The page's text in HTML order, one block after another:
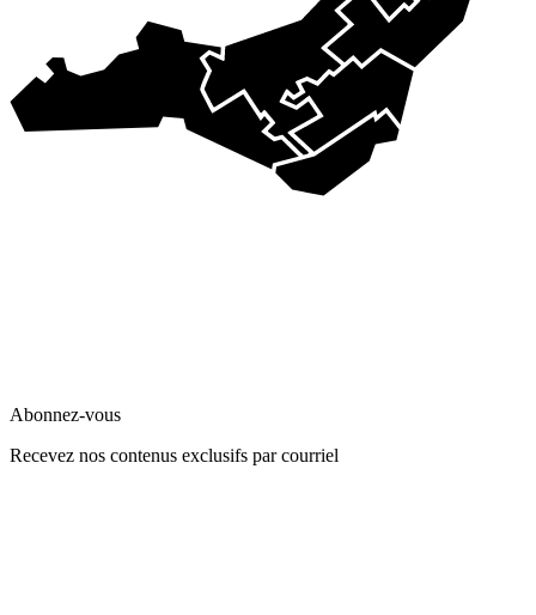
Abonnez-vous
Recevez nos contenus exclusifs par courriel